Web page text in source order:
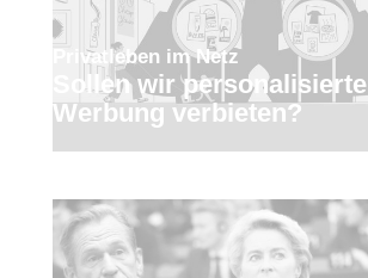
Privatleben im Netz
Sollen wir personalisierte
Werbung verbieten?